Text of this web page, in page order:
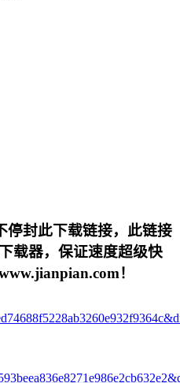
停封此下载链接，此链接
载器，保证速度超级快
！